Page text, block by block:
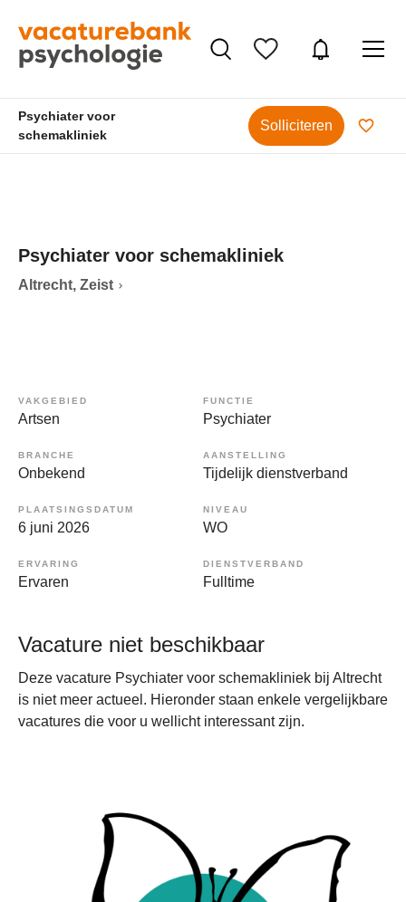
Psychiater voor
schemakliniek
Solliciteren
Psychiater voor schemakliniek
Altrecht, Zeist
VAKGEBIED
Artsen
FUNCTIE
Psychiater
BRANCHE
Onbekend
AANSTELLING
Tijdelijk dienstverband
PLAATSINGSDATUM
6 juni 2026
NIVEAU
WO
ERVARING
Ervaren
DIENSTVERBAND
Fulltime
Vacature niet beschikbaar
Deze vacature Psychiater voor schemakliniek bij Altrecht
is niet meer actueel. Hieronder staan enkele vergelijkbare
vacatures die voor u wellicht interessant zijn.